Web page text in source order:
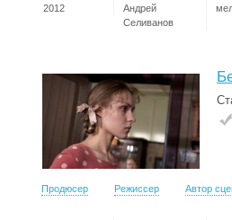
2012
Андрей
Селиванов
Продюсер Режиссер Автор